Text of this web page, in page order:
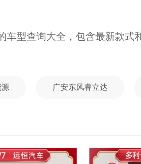
车型查询大全，包含最新款式
源 广安东风睿立达